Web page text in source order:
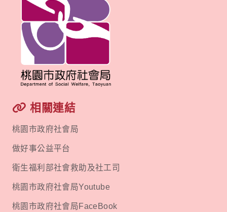
相關連結
桃園市政府社會局
做好事公益平台
衛生福利部社會救助及社工司
桃園市政府社會局Youtube
桃園市政府社會局FaceBook